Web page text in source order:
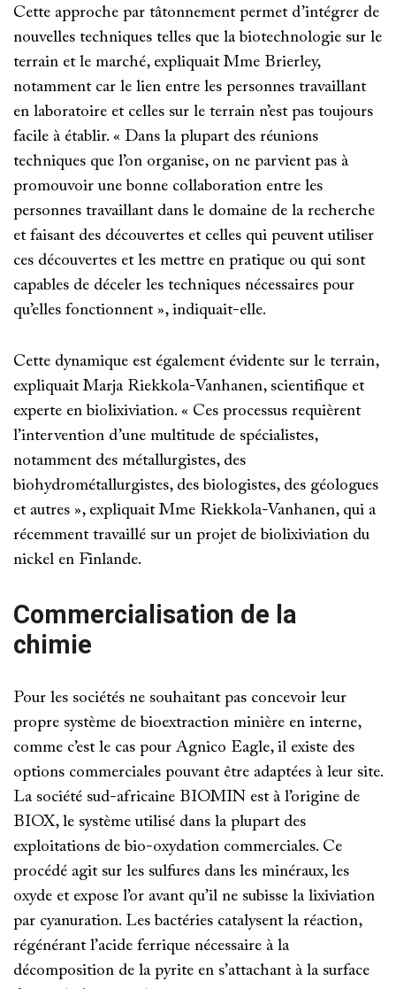
Cette approche par tâtonnement permet d’intégrer de
nouvelles techniques telles que la biotechnologie sur le
terrain et le marché, expliquait Mme Brierley,
notamment car le lien entre les personnes travaillant
en laboratoire et celles sur le terrain n’est pas toujours
facile à établir. « Dans la plupart des réunions
techniques que l’on organise, on ne parvient pas à
promouvoir une bonne collaboration entre les
personnes travaillant dans le domaine de la recherche
et faisant des découvertes et celles qui peuvent utiliser
ces découvertes et les mettre en pratique ou qui sont
capables de déceler les techniques nécessaires pour
qu’elles fonctionnent », indiquait-elle.
Cette dynamique est également évidente sur le terrain,
expliquait Marja Riekkola-Vanhanen, scientifique et
experte en biolixiviation. « Ces processus requièrent
l’intervention d’une multitude de spécialistes,
notamment des métallurgistes, des
biohydrométallurgistes, des biologistes, des géologues
et autres », expliquait Mme Riekkola-Vanhanen, qui a
récemment travaillé sur un projet de biolixiviation du
nickel en Finlande.
Commercialisation de la
chimie
Pour les sociétés ne souhaitant pas concevoir leur
propre système de bioextraction minière en interne,
comme c’est le cas pour Agnico Eagle, il existe des
options commerciales pouvant être adaptées à leur site.
La société sud-africaine BIOMIN est à l’origine de
BIOX, le système utilisé dans la plupart des
exploitations de bio-oxydation commerciales. Ce
procédé agit sur les sulfures dans les minéraux, les
oxyde et expose l’or avant qu’il ne subisse la lixiviation
par cyanuration. Les bactéries catalysent la réaction,
régénérant l’acide ferrique nécessaire à la
décomposition de la pyrite en s’attachant à la surface